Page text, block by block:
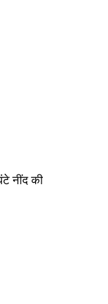
नींद की